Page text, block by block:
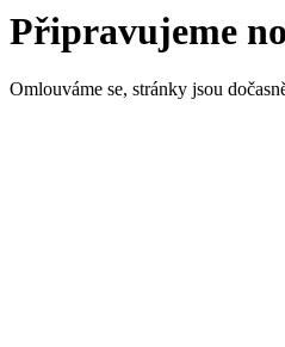
Připravujeme
Omlouváme se, stránky jsou